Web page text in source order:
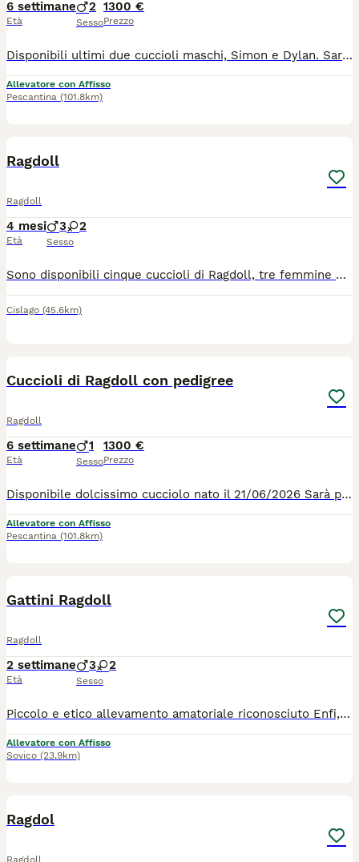
6 settimane
Età
2
Sesso
1300 €
Prezzo
Disponibili ultimi due cuccioli maschi, Simon e Dylan. Saranno pronti per raggiungere la loro nuova casa a fine settembre Sono dolci e giocherelloni, cercano tanto il contatto umano Verranno ceduto con pedigree, microchip, profilassi sanitaria, libretto e passaggio di proprietà. Per ulteriori foto/video e informazioni non esitate a contattarmi
Allevatore con Affisso
Pescantina (101.8km)
Ragdoll
Ragdoll
4 mesi
Età
3 2
Sesso
Sono disponibili cinque cuccioli di Ragdoll, tre femmine e due maschi nelle varietà mitted ( seal e tabby ) e bicolour. Potranno raggiungere la loro nuova famiglia al compimento del terzo mese di età con: -regolare libretto sanitario - doppia vaccinazione trivalente vaccino contro la leucemia -sverminati -microchip -certificato di buona salute - documentazione relativa ai genitori testati geneticamente ed esenti da PKD e HCM , negativi a Fiv, Felv e giardia -Pedigree FIAF -contratto di cessione Il prezzo indicato è da intendersi per un Ragdoll da compagnia . Se interessati scrivete in privato, grazie
Cislago (45.6km)
Cuccioli di Ragdoll con pedigree
Ragdoll
6 settimane
Età
1
Sesso
1300 €
Prezzo
Disponibile dolcissimo cucciolo nato il 21/06/2026 Sarà pronto per andare nella sua nuova casa al compimento del terzo mese quindi fine settembre Verrà ceduto con pedigree Afef, microchip, doppia vaccinazione, sverminazione, libretto sanitario, passaggio di proprietà e kit di partenza. Entrambi i genitori sono stati sottoposti a test genetici per confermare l'assenza di geni per cardiomiopatia ipertrofica (HCM), malattia renale policistica (PKD), virus dell'immunodeficienza felina (FIV), virus della leucemia felina (FeLV) e verrà consegnata ai nuovi proprietari copia di tali test e il certificato di buona salute. Simon cresce in ambiente domestico, a contatto con la famiglia, per favorire un carattere dolce, equilibrato e socievole, tipico della razza. Per info, ulteriori foto o visite contattarmi tramite whatsapp 3485656123
Allevatore con Affisso
Pescantina (101.8km)
Gattini Ragdoll
Ragdoll
2 settimane
Età
3 2
Sesso
Piccolo e etico allevamento amatoriale riconosciuto Enfi, dispone di splendidi gattini. Sia maschietti che femminucce. Le colorazioni sono Seal Blu e Red in tutte e tre le varietà ( Colourpoint, Mitted e bicolor) I genitori ovviamente sono testati per più di 40 malattie genetiche, compresi Hcm e pkd) FIV e FELV negativi Tutti i gattini saranno ceduti con pedigree enfi Avranno termochip , ciclo vaccinale completo , certificato veterinario di buona salute e Kitten kit. Tutti i nostri gattini sono bel socializzati grazie a continui arricchimenti ambientali durante la loro crescita. Assistenza post cessione Alimentazione mirata che un ottima crescita muscolo scheletrica. Il nostro piccolo allevamento è mirato a selezionare gattini per pet therapy. Si dà la precedenza a persone con disabilità e famiglie con bambini. La selezione dei gattini avviene a seconda dello stile di vita e delle reali aspettative della nuova famiglia. Noi NON spediamo , ne facciamo staffette. La media del costo di un gattino di razza là si può facilmente trovare su Google. Sì richiede se interessati di chiamare e presentarsi. I nostri gatti sono speciali e se non avete tempo di chiamare e presentarvi ma solo di scrivere "prezzo" via messaggio , sicuramente non siete la famiglia giusta !!! Per info e visite siamo a disposizione 3209510180.
Allevatore con Affisso
Sovico (23.9km)
Ragdol
Ragdoll